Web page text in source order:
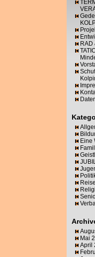
RAD
Eine
Mai
April